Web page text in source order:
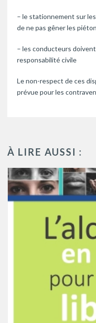
– le stationnement sur
de ne pas gêner les
– les conducteurs
responsabilité civile
Le non-respect de ces
prévue pour les
À LIRE AUSSI :